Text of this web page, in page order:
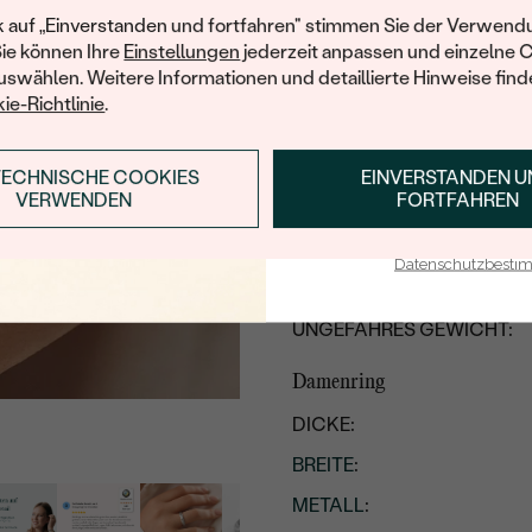
auf „Einverstanden und fortfahren" stimmen Sie der
können Ihre Einstellungen jederzeit anpassen und einzelne
Weitere Informationen und detaillierte Hinweise
Richtlinie.
EINVERSTANDEN
FORTFAHREN
COOKIES
VERWENDEN
Herrenring
DICKE:
METALL:
HERKUNFT DES METALLS:
UNGEFÄHRES GEWICHT:
Damenring
DICKE:
BREITE:
METALL:
Ihren ersten
ANMELDEN &
E-Mail-Adresse je bei uns in